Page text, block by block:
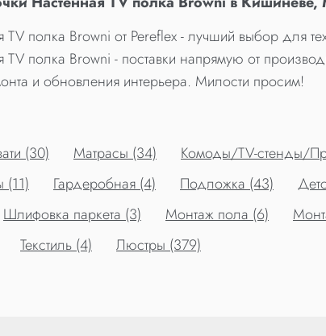
полка Browni от Pereflex - лучший выбор для
полка Browni - поставки напрямую от
и обновления интерьера. Милости просим!
(30) Матрасы (34) Комоды/TV-стенды/
Гардеробная (4) Подложка (43)
Шлифовка паркета (3) Монтаж пола (6)
Текстиль (4) Люстры (379)